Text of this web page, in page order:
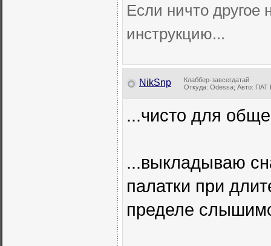
Если ничто другое
инструкцию...
NikSnp
Клаббер-завсегдатай
Откуда: Odessa; Авто: ПАТ
...чисто для
...выкладываю
палатки при
пределе